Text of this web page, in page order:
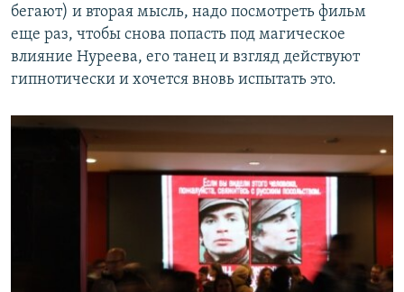
бегают) и вторая мысль, надо посмотреть фильм
еще раз, чтобы снова попасть под магическое
влияние Нуреева, его танец и взгляд действуют
гипнотически и хочется вновь испытать это.